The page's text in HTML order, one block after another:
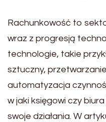
Rachunkowość to
wraz z progresją
technologie, takie
sztuczny,
automatyzacja
w jaki księgowi czy
swoje działania. W